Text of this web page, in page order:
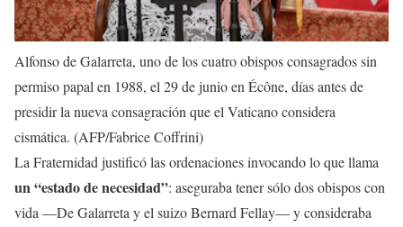
Alfonso de Galarreta, uno de los cuatro obispos consagrados sin
permiso papal en 1988, el 29 de junio en Écône, días antes de
presidir la nueva consagración que el Vaticano considera
cismática. (AFP/Fabrice Coffrini)
La Fraternidad justificó las ordenaciones invocando lo que llama
un “estado de necesidad”: aseguraba tener sólo dos obispos con
vida —De Galarreta y el suizo Bernard Fellay— y consideraba